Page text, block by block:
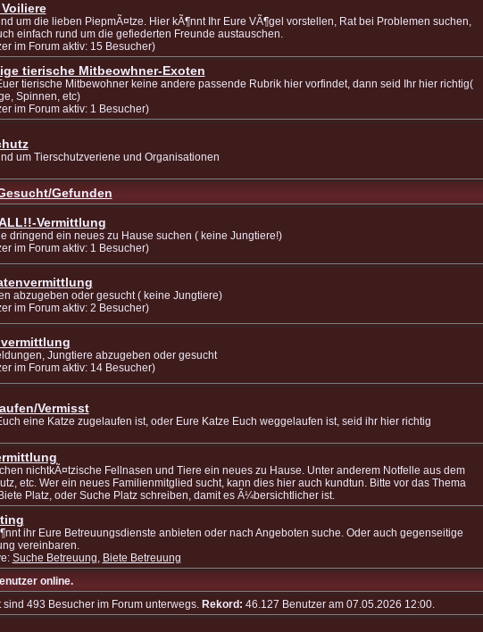
um die lieben PiepmÃ¤tze. Hier kÃ¶nnt Ihr Eure VÃ¶gel vorstellen, Rat bei Problemen suchen,
einfach rund um die gefiederten Freunde austauschen.
im Forum aktiv: 15 Besucher)
tierische Mitbeowhner-Exoten
tierische Mitbewohner keine andere passende Rubrik hier vorfindet, dann seid Ihr hier richtig(
Spinnen, etc)
im Forum aktiv: 1 Besucher)
um Tierschutzveriene und Organisationen
Gefunden
Vermittlung
dringend ein neues zu Hause suchen ( keine Jungtiere!)
im Forum aktiv: 1 Besucher)
abzugeben oder gesucht ( keine Jungtiere)
im Forum aktiv: 2 Besucher)
Jungtiere abzugeben oder gesucht
im Forum aktiv: 14 Besucher)
Vermisst
eine Katze zugelaufen ist, oder Eure Katze Euch weggelaufen ist, seid ihr hier richtig
nichtkÃ¤tzische Fellnasen und Tiere ein neues zu Hause. Unter anderem Notfelle aus dem
etc. Wer ein neues Familienmitglied sucht, kann dies hier auch kundtun. Bitte vor das Thema
Platz, oder Suche Platz schreiben, damit es Ã¼bersichtlicher ist.
ihr Eure Betreuungsdienste anbieten oder nach Angeboten suche. Oder auch gegenseitige
vereinbaren.
Suche Betreuung, Biete Betreuung
online.
sind 493 Besucher im Forum unterwegs. Rekord: 46.127 Benutzer am 07.05.2026 12:00.